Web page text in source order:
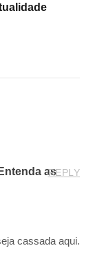
as
REPLY
cassada aqui.